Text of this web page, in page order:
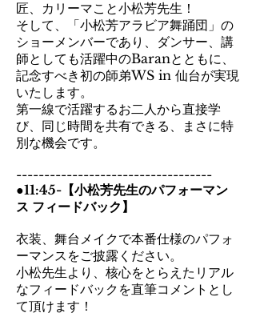
匠、カリーマこと小松芳先生！
そして、「小松芳アラビア舞踊団」の
ショーメンバーであり、ダンサー、講
師としても活躍中のBaranとともに、
記念すべき初の師弟WS in 仙台が実現
いたします。
第一線で活躍するお二人から直接学
び、同じ時間を共有できる、まさに特
別な機会です。
-----------------------------------
●11:45-【小松芳先生のパフォーマン
ス フィードバック】
衣装、舞台メイクで本番仕様のパフォ
ーマンスをご披露ください。
小松先生より、核心をとらえたリアル
なフィードバックを直筆コメントとし
て頂けます！